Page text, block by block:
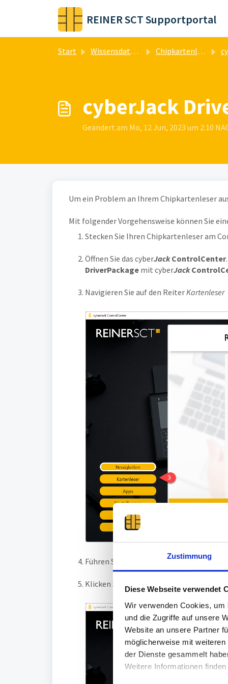
Zustimmung
Diese Webseite verwendet
Wir verwenden Cookies,
und die Zugriffe auf unsere
Website an unsere Partner
möglicherweise mit
der Dienste gesammelt
Weitere Informationen
Zum hauptsächlichen Inhalt gehen
REINER SCT Supportportal
Start Wissensdatenbank Chipkartenleser
cyberJack
Geändert am Mo, 12 Jun, 2023 um 2:10
Um ein Problem an Ihrem Chipkartenleser
Mit folgender Vorgehensweise können Sie
Stecken Sie Ihren Chipkartenleser am
Öffnen Sie das cyberJackControlCenter
DriverPackage mit cyberJack
Navigieren Sie auf den ReiterKartenleser
Führen Sie eine Chipkarte in den
Klicken Sie auf